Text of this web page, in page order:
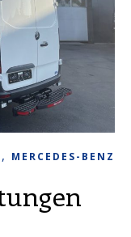
, MERCEDES-BENZ